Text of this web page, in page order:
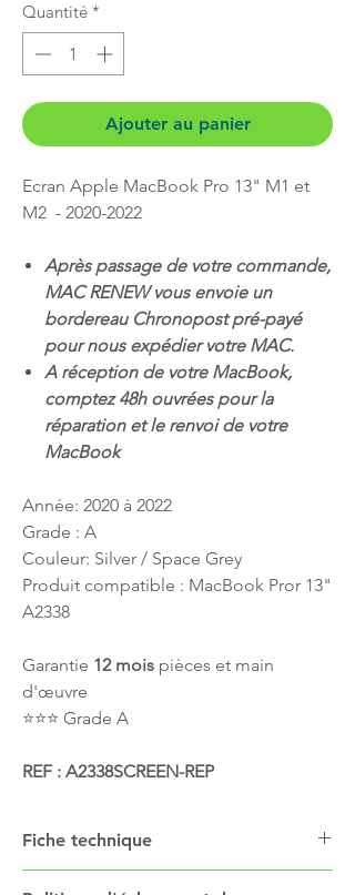
Quantité *
Ajouter au panier
Ecran Apple MacBook Pro 13" M1 et
M2 - 2020-2022
Après passage de votre commande,
MAC RENEW vous envoie un
bordereau Chronopost pré-payé
pour nous expédier votre MAC.
A réception de votre MacBook,
comptez 48h ouvrées pour la
réparation et le renvoi de votre
MacBook
Année: 2020 à 2022
Grade : A
Couleur: Silver / Space Grey
Produit compatible : MacBook Pror 13"
A2338
Garantie 12 mois pièces et main
d'œuvre
⭐️⭐️⭐️ Grade A
REF : A2338SCREEN-REP
Fiche technique